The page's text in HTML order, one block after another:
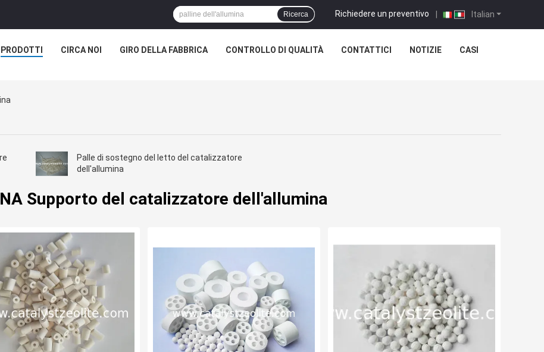
Italian
Richiedere un preventivo |
Ricerca
PRODOTTI CIRCA NOI GIRO DELLA FABBRICA CONTROLLO DI QUALITÀ CONTATTICI NOTIZIE CASI
Palle di sostegno del letto del catalizzatore
dell'allumina
Supporto del catalizzatore dell'allumina